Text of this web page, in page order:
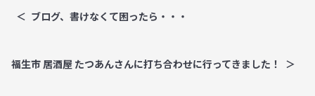
ブログ、書けなくて困ったら・・・
福生市 居酒屋 たつあんさんに打ち合わせに行ってきました！